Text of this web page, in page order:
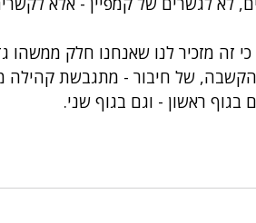
זה מזכיר לנו שאנחנו חלק ממשהו
של חיבור - מתגבשת קהילה
ראשון - וגם בגוף שני.